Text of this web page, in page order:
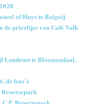
of Huys te Balgoij
de prieeltjes van Café Valk
Landrust te Bloemendaal,
de foto’s
Broersepark